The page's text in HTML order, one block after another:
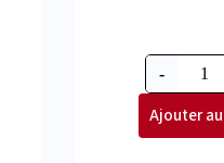
-
Ajouter